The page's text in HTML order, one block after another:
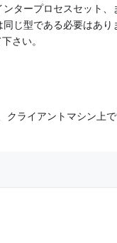
タープロセスセット
じ型である必要はあ
さい。
クライアントマシン上